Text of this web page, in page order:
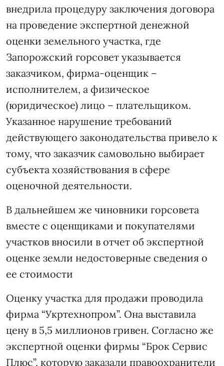
внедрила процедуру заключения договора
на проведение экспертной денежной
оценки земельного участка, где
Запорожский горсовет указывается
заказчиком, фирма-оценщик –
исполнителем, а физическое
(юридическое) лицо – плательщиком.
Указанное нарушение требований
действующего законодательства привело к
тому, что заказчик самовольно выбирает
субъекта хозяйствования в сфере
оценочной деятельности.
В дальнейшем же чиновники горсовета
вместе с оценщиками и покупателями
участков вносили в отчет об экспертной
оценке земли недостоверные сведения о
ее стоимости
Оценку участка для продажи проводила
фирма “Укртехнопром”. Она выставила
цену в 5,5 миллионов гривен. Согласно же
экспертной оценки фирмы “Брок Сервис
Плюс”, которую заказали правоохранители